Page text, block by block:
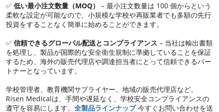
✅ 低い最小注文数量（MOQ）
– 最小注文数量は 100 個からという
柔軟な設定が可能なので、小規模な学校や再販業者でも多額の先行
投資をすることなく簡単に始めることができます。
✅ 信頼できるグローバル配送とコンプライアンス – 当社は輸出書類
を処理し、製品が国際的な安全衛生規制に準拠していることを保証
するため、海外の販売代理店や調達担当者にとって信頼できるパー
トナーとなっています。
学校管理者、教育機関サプライヤー、地域の販売代理店など、
Risen Medicalは、手間や遅延なく、学校安全コンプライアンスの
遵守を容易にします。 全製品ラインナップ今すぐお問い合わせを送